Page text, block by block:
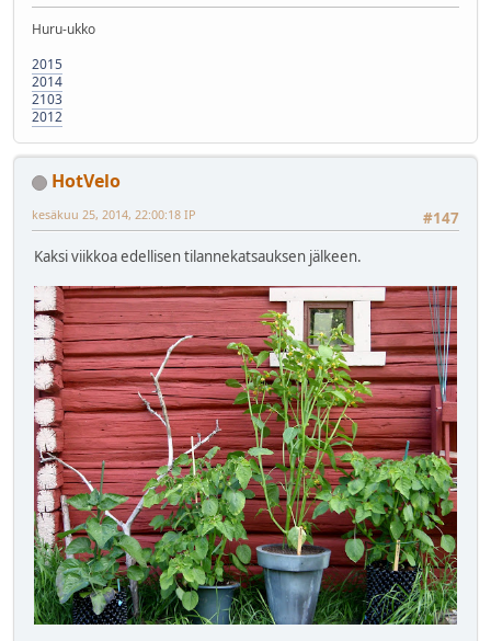
Huru-ukko
2015
2014
2103
2012
HotVelo
#147
kesäkuu 25, 2014, 22:00:18 IP
Kaksi viikkoa edellisen tilannekatsauksen jälkeen.